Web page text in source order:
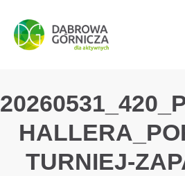
PRZEJDŹ DO MENU
PRZEJDŹ DO WYSZUKIWARKI
PRZEJDŹ DO TREŚCI
TURNIEJ-